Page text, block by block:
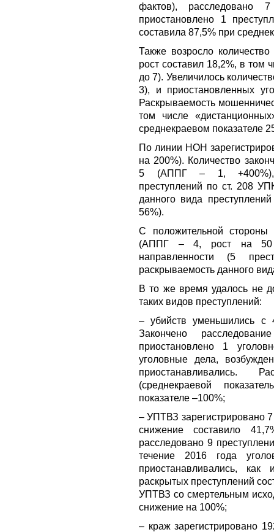
фактов),
приостановлено 1
составила 87,5% при
Также возросло
рост составил 18,2%, в том
до 7). Увеличилось
3), и приостановленных
Раскрываемость
том числе
среднекраевом показателе
По линии НОН
на 200%). Количество
5 (АППГ – 1, +400%),
преступлений по ст. 208
данного вида
56%).
С положительной стороны
(АППГ – 4, рост на 50
направленности (5
раскрываемость данного
В то же время удалось не
таких видов преступлений:
– убийств уменьшились
Закончено
приостановлено 1
уголовные дела,
приостанавливались.
(среднекраевой
показателе –100%;
– УПТВЗ зарегистрировано
снижение составило
расследовано 9
течение 2016 года
приостанавливались,
раскрытых преступлений
УПТВЗ со смертельным
снижение на 100%;
– краж зарегистрировано